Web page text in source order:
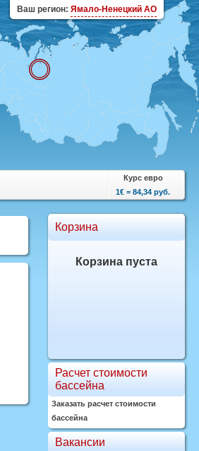
Ваш регион: Ямало-Ненецкий АО
Курс евро
1€ = 84,34 руб.
Корзина
Корзина пуста
Расчет стоимости
бассейна
Заказать расчет стоимости
бассейна
Вакансии